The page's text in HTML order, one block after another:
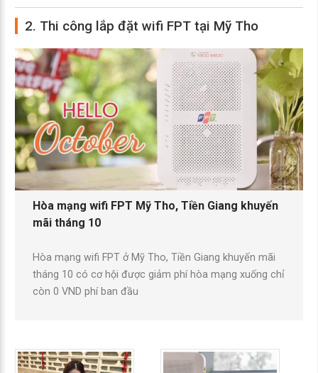
2. Thi công lắp đặt wifi FPT tại Mỹ Tho
Hòa mạng wifi FPT Mỹ Tho, Tiền Giang khuyến
mãi tháng 10
Hòa mạng wifi FPT ở Mỹ Tho, Tiền Giang khuyến mãi
tháng 10 có cơ hội được giảm phí hòa mạng xuống chỉ
còn 0 VND phí ban đầu